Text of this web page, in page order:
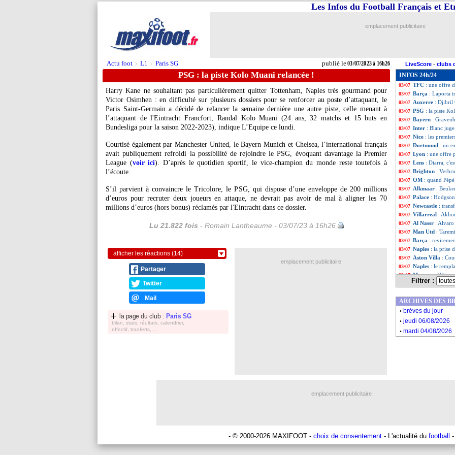
Actu foot > L1 > Paris SG publié le03/07/2023 à 16h26
Les Infos du Football Français et
emplacement publicitaire
LiveScore - clubs
PSG : la piste Kolo Muani relancée !
Harry Kane ne souhaitant pas particulièrement quitter Tottenham, Naples très gourmand pour
Victor Osimhen : en difficulté sur plusieurs dossiers pour se renforcer au poste d’attaquant, le
Paris Saint-Germain a décidé de relancer la semaine dernière une autre piste, celle menant à
l’attaquant de l'Eintracht Francfort, Randal Kolo Muani (24 ans, 32 matchs et 15 buts en
Bundesliga pour la saison 2022-2023), indique L’Equipe ce lundi.
Courtisé également par Manchester United, le Bayern Munich et Chelsea, l’international français
avait publiquement refroidi la possibilité de rejoindre le PSG, évoquant davantage la Premier
League (voir ici). D’après le quotidien sportif, le vice-champion du monde reste toutefois à
l’écoute.
S’il parvient à convaincre le Tricolore, le PSG, qui dispose d’une enveloppe de 200 millions
d’euros pour recruter deux joueurs en attaque, ne devrait pas avoir de mal à aligner les 70
millions d’euros (hors bonus) réclamés par l'Eintracht dans ce dossier.
Lu 21.822 fois - Romain Lantheaume - 03/07/23 à 16h26
afficher les réactions (14)
Partager
Twitter
Mail
la page du club : Paris SG
bilan, stats, réultats, calendrier,
effectif, tranferts, ...
INFOS 24h/24
03/07 Lyon: Pulisic dit
03/07 Inter
03/07 Celta: Galan
03/07 Montpellier :
03/07 TFC : une offre
03/07 Barça : Laporta
03/07 Auxerre : Djibril
03/07 PSG : la piste
03/07 Bayern :
03/07 Inter : Blanc
03/07 Nice : les
03/07 Dortmund : un
03/07 Lyon : une offre
03/07 Lens : Diarra,
03/07 Brighton :
03/07 OM : quand
03/07 Alkmaar :
03/07 Palace :
03/07 Newcastle :
03/07 Villarreal :
03/07 Al Nassr :
03/07 Man Utd :
03/07 Barça :
03/07 Naples : la prise
03/07 Aston Villa :
03/07 Naples : le
03/07 Monaco: Hütter,
Lorient : Régis
03/07 Inter Miami:
03/07 Nantes : trois
03/07 EdF (Espoirs):
03/07 Tottenham:
Filtrer :
emplacement publicitaire
ARCHIVES DES
. brèves du jour
. jeudi 06/08/2026
. mardi 04/08/2026
emplacement publicitaire
- © 2000-2026 MAXIFOOT - choix de consentement - L'actualité du football -